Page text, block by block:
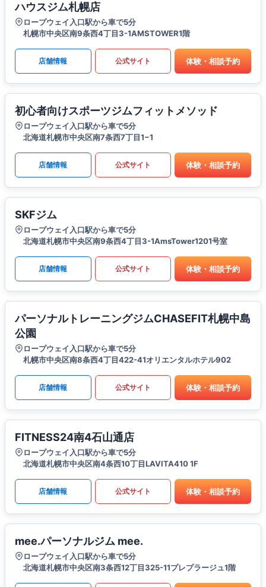
ハウスジム札幌店
ロープウェイ入口駅から車で5分
札幌市中央区南9条西4丁目3-1AMSTOWER1階
店舗情報 公式サイト 体験・相談予約
初心者向けスポーツジムフィットメソッド
ロープウェイ入口駅から車で5分
北海道札幌市中央区南7条西7丁目1−1
店舗情報 公式サイト 体験・相談予約
SKFジム
ロープウェイ入口駅から車で5分
北海道札幌市中央区南9条西4丁目3-1AmsTower1201号室
店舗情報 公式サイト 体験・相談予約
パーソナルトレーニングジムCHASEFIT札幌中島
公園
ロープウェイ入口駅から車で5分
札幌市中央区南8条西4丁目422-41オリエンタルホテル902
店舗情報 公式サイト 体験・相談予約
FITNESS24南4石山通店
ロープウェイ入口駅から車で5分
北海道札幌市中央区南4条西10丁目LAVITA410 1F
店舗情報 公式サイト 体験・相談予約
mee.パーソナルジム mee.
ロープウェイ入口駅から車で5分
北海道札幌市中央区南3条西12丁目325-11プレプラージュ1階